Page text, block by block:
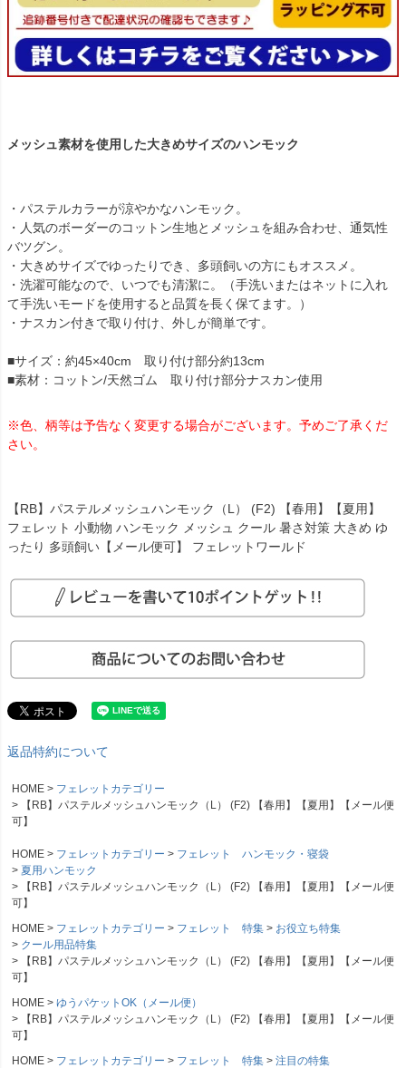
メッシュ素材を使用した大きめサイズのハンモック
・パステルカラーが涼やかなハンモック。
・人気のボーダーのコットン生地とメッシュを組み合わせ、通気性
バツグン。
・大きめサイズでゆったりでき、多頭飼いの方にもオススメ。
・洗濯可能なので、いつでも清潔に。（手洗いまたはネットに入れ
て手洗いモードを使用すると品質を長く保てます。）
・ナスカン付きで取り付け、外しが簡単です。
■サイズ：約45×40cm 取り付け部分約13cm
■素材：コットン/天然ゴム 取り付け部分ナスカン使用
※色、柄等は予告なく変更する場合がございます。予めご了承くだ
さい。
【RB】パステルメッシュハンモック（L） (F2) 【春用】【夏用】
フェレット 小動物 ハンモック メッシュ クール 暑さ対策 大きめ ゆ
ったり 多頭飼い【メール便可】 フェレットワールド
返品特約について
HOME
フェレットカテゴリー
【RB】パステルメッシュハンモック（L） (F2) 【春用】【夏用】【メール便
可】
HOME フェレットカテゴリー
フェレット ハンモック・寝袋
夏用ハンモック
【RB】パステルメッシュハンモック（L） (F2) 【春用】【夏用】【メール便
可】
HOME
フェレットカテゴリー フェレット 特集
お役立ち特集
クール用品特集
【RB】パステルメッシュハンモック（L） (F2) 【春用】【夏用】【メール便
可】
HOME
ゆうパケットOK（メール便）
【RB】パステルメッシュハンモック（L） (F2) 【春用】【夏用】【メール便
可】
HOME
フェレットカテゴリー フェレット 特集
注目の特集